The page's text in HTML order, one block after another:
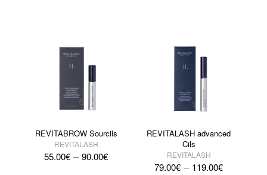
REVITABROW Sourcils
REVITALASH
55.00€ –90.00€
REVITALASH advanced
Cils
REVITALASH
79.00€ – 119.00€